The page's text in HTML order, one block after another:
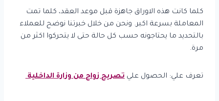
كلما كانت هذه الاوراق جاهزة قبل موعد العقد، كلما تمت
المعاملة بسرعة اكبر. ونحن من خلال خبرتنا نوضح للعملاء
بالتحديد ما يحتاجونه حسب كل حالة حتى لا يتحركوا اكثر من
مرة.
تعرف علي: الحصول علي تصريح زواج من وزارة الداخلية